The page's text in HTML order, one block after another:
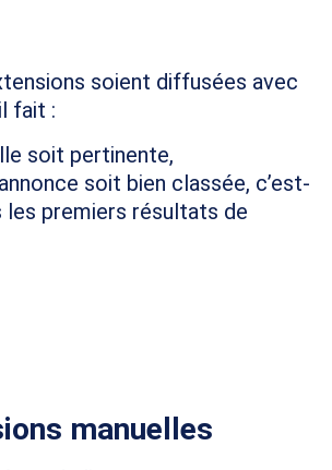
soient diffusées avec
fait :
soit pertinente,
soit bien classée, c’est-
les premiers résultats de
manuelles